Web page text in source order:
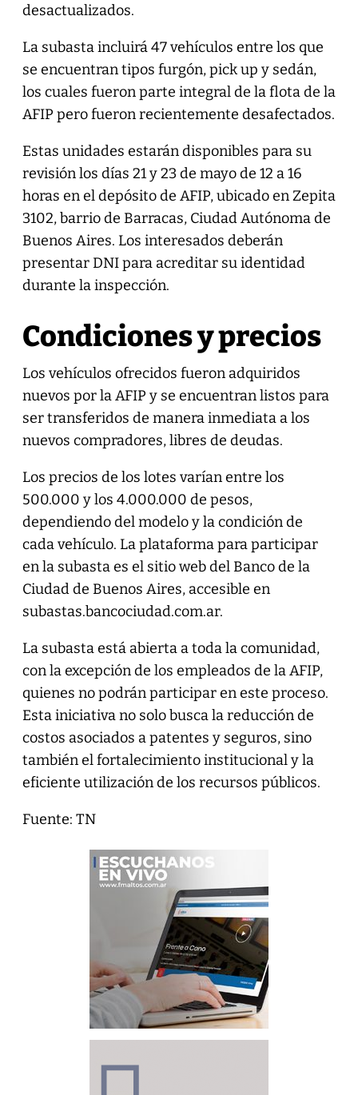
desactualizados.
La subasta incluirá 47 vehículos entre los que
se encuentran tipos furgón, pick up y sedán,
los cuales fueron parte integral de la flota de la
AFIP pero fueron recientemente desafectados.
Estas unidades estarán disponibles para su
revisión los días 21 y 23 de mayo de 12 a 16
horas en el depósito de AFIP, ubicado en Zepita
3102, barrio de Barracas, Ciudad Autónoma de
Buenos Aires. Los interesados deberán
presentar DNI para acreditar su identidad
durante la inspección.
Condiciones y precios
Los vehículos ofrecidos fueron adquiridos
nuevos por la AFIP y se encuentran listos para
ser transferidos de manera inmediata a los
nuevos compradores, libres de deudas.
Los precios de los lotes varían entre los
500.000 y los 4.000.000 de pesos,
dependiendo del modelo y la condición de
cada vehículo. La plataforma para participar
en la subasta es el sitio web del Banco de la
Ciudad de Buenos Aires, accesible en
subastas.bancociudad.com.ar.
La subasta está abierta a toda la comunidad,
con la excepción de los empleados de la AFIP,
quienes no podrán participar en este proceso.
Esta iniciativa no solo busca la reducción de
costos asociados a patentes y seguros, sino
también el fortalecimiento institucional y la
eficiente utilización de los recursos públicos.
Fuente: TN